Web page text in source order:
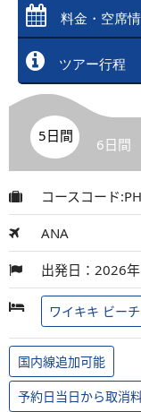
料金・空席
ツアー行程
5日間 6日間
コースコード
ANA
出発日：2026
ワイキキ ビー
国内線追加可能
予約日当日から取消